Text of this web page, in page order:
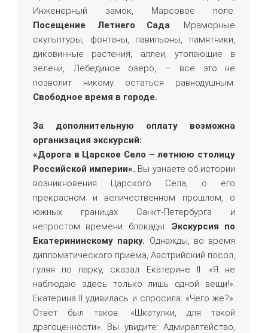
Инженерный замок, Марсовое поле.
Посещение Летнего Сада. Мраморные
скульптуры, фонтаны, павильоны, памятники,
диковинные растения, аллеи, утопающие в
зелени, Лебединое озеро, — все это не
позволит никому остаться равнодушным.
Свободное время в городе.
За дополнительную оплату возможна
организация экскурсий:
«Дорога в Царское Село – летнюю столицу
Российской империи». Вы узнаете об истории
возникновения Царского Села, о его
прекрасном и величественном прошлом, о
южных границах Санкт-Петербурга и
непростом времени блокады. Экскурсия по
Екатерининскому парку. Однажды, во время
дипломатического приема, Австрийский посол,
гуляя по парку, сказал Екатерине II: «Я не
наблюдаю здесь только лишь одной вещи!».
Екатерина II удивилась и спросила: «Чего же?».
Ответ был таков: «Шкатулки, для такой
драгоценности». Вы увидите: Адмиралтейство,